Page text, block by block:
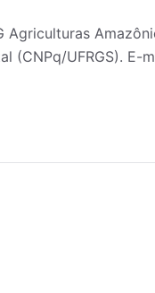
Agriculturas
(CNPq/UFRGS). E-